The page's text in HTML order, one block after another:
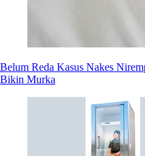
Belum Reda Kasus Nakes
Bikin Murka